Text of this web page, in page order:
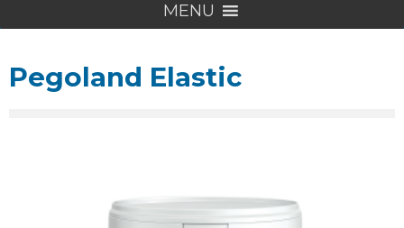
MENU
Pegoland Elastic